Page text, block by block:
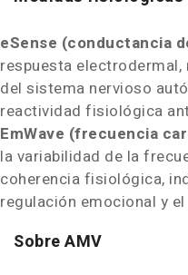
eSense (conductancia
respuesta
del sistema nervioso
reactividad fisiológica
EmWave (frecuencia
la variabilidad de la
coherencia fisiológica,
regulación emocional y
Sobre AMV